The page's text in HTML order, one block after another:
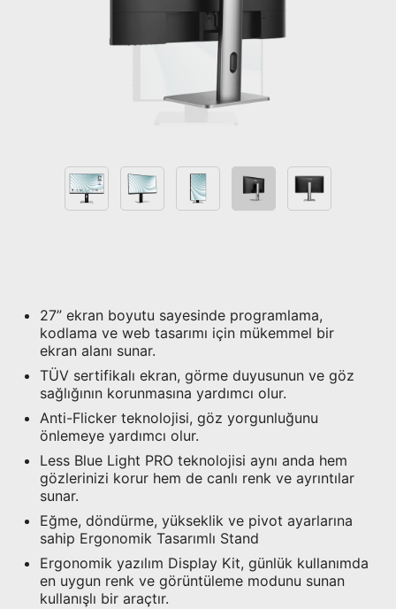
27” ekran boyutu sayesinde programlama,
kodlama ve web tasarımı için mükemmel bir
ekran alanı sunar.
TÜV sertifikalı ekran, görme duyusunun ve göz
sağlığının korunmasına yardımcı olur.
Anti-Flicker teknolojisi, göz yorgunluğunu
önlemeye yardımcı olur.
Less Blue Light PRO teknolojisi aynı anda hem
gözlerinizi korur hem de canlı renk ve ayrıntılar
sunar.
Eğme, döndürme, yükseklik ve pivot ayarlarına
sahip Ergonomik Tasarımlı Stand
Ergonomik yazılım Display Kit, günlük kullanımda
en uygun renk ve görüntüleme modunu sunan
kullanışlı bir araçtır.